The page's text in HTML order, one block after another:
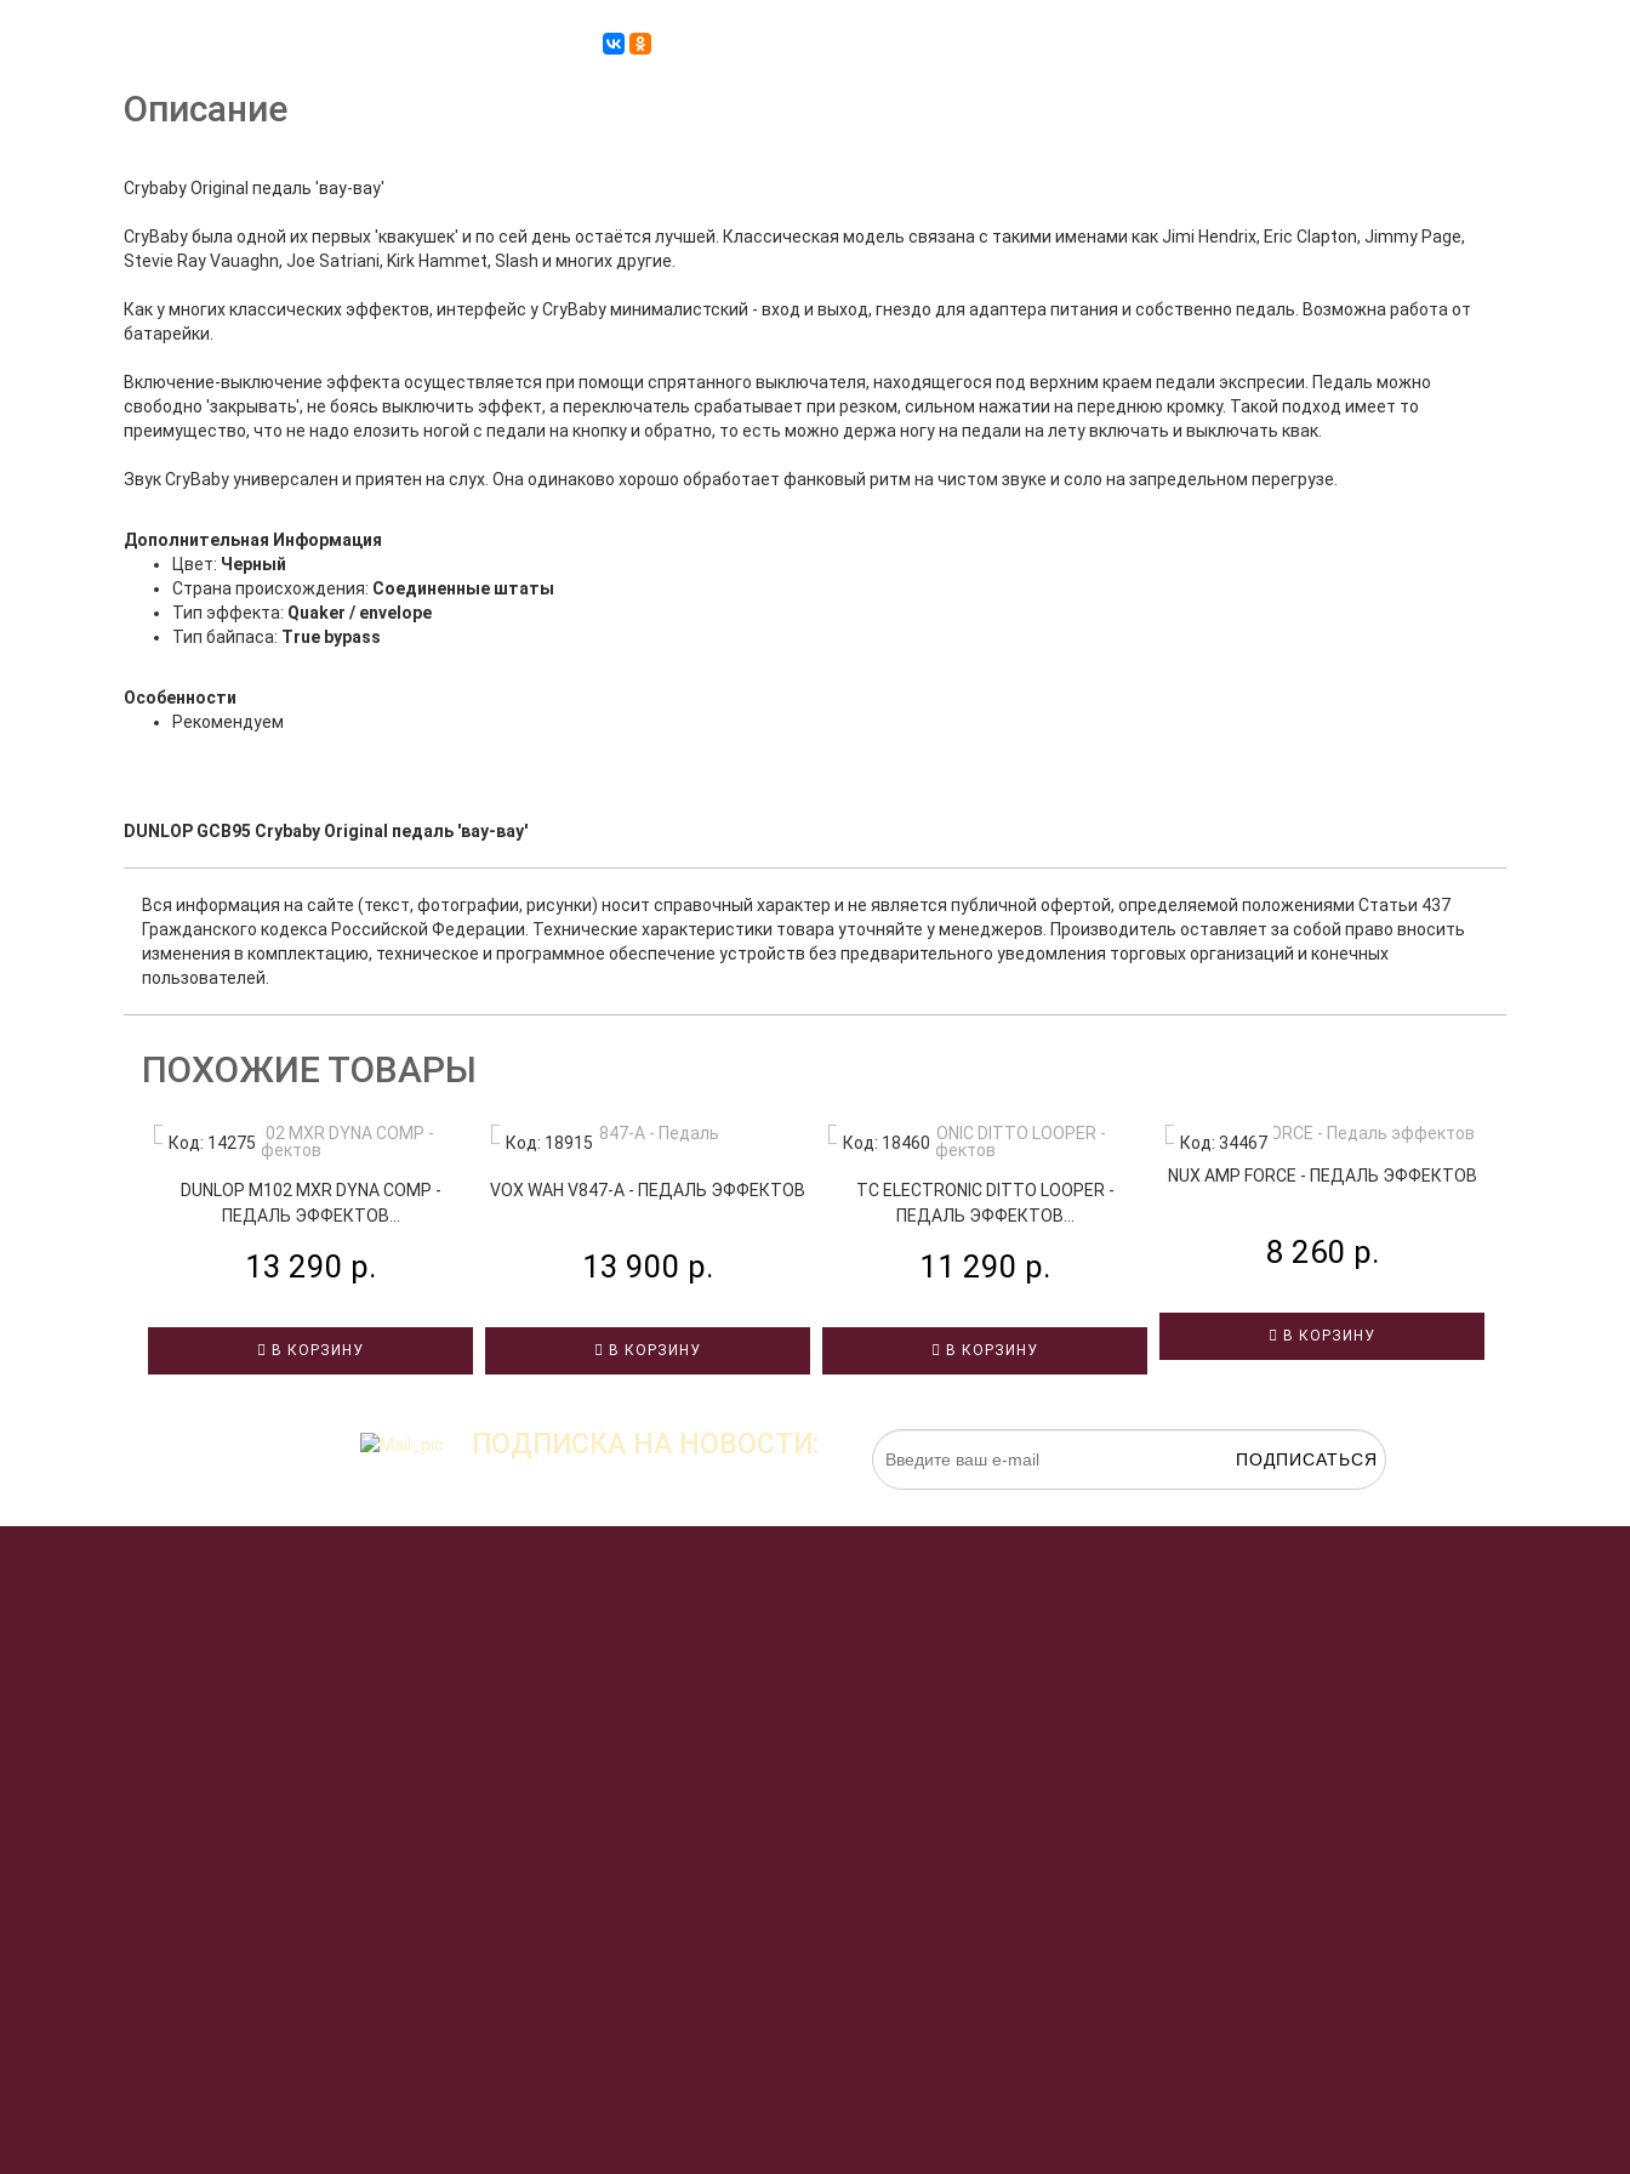
Описание
Crybaby Original педаль 'вау-вау'
CryBaby была одной их первых 'квакушек' и по сей день остаётся лучшей. Классическая модель связана с такими именами как Jimi Hendrix, Eric Clapton, Jimmy Page,
Stevie Ray Vauaghn, Joe Satriani, Kirk Hammet, Slash и многих другие.
Как у многих классических эффектов, интерфейс у CryBaby минималистский - вход и выход, гнездо для адаптера питания и собственно педаль. Возможна работа от
батарейки.
Включение-выключение эффекта осуществляется при помощи спрятанного выключателя, находящегося под верхним краем педали экспресии. Педаль можно
свободно 'закрывать', не боясь выключить эффект, а переключатель срабатывает при резком, сильном нажатии на переднюю кромку. Такой подход имеет то
преимущество, что не надо елозить ногой с педали на кнопку и обратно, то есть можно держа ногу на педали на лету включать и выключать квак.
Звук CryBaby универсален и приятен на слух. Она одинаково хорошо обработает фанковый ритм на чистом звуке и соло на запредельном перегрузе.
Дополнительная Информация
Цвет: Черный
Страна происхождения: Соединенные штаты
Тип эффекта: Quaker / envelope
Тип байпаса: True bypass
Особенности
Рекомендуем
DUNLOP GCB95 Crybaby Original педаль 'вау-вау'
Вся информация на сайте (текст, фотографии, рисунки) носит справочный характер и не является публичной офертой, определяемой положениями Статьи 437
Гражданского кодекса Российской Федерации. Технические характеристики товара уточняйте у менеджеров. Производитель оставляет за собой право вносить
изменения в комплектацию, техническое и программное обеспечение устройств без предварительного уведомления торговых организаций и конечных
пользователей.
ПОХОЖИЕ ТОВАРЫ
Код: 14275
DUNLOP M102 MXR DYNA COMP -
ПЕДАЛЬ ЭФФЕКТОВ...
13 290 р.
В КОРЗИНУ
Код: 18915
VOX WAH V847-A - ПЕДАЛЬ ЭФФЕКТОВ
13 900 р.
В КОРЗИНУ
Код: 18460
TC ELECTRONIC DITTO LOOPER -
ПЕДАЛЬ ЭФФЕКТОВ...
11 290 р.
В КОРЗИНУ
Код: 34467
NUX AMP FORCE - ПЕДАЛЬ ЭФФЕКТОВ
8 260 р.
В КОРЗИНУ
ПОДПИСКА НА НОВОСТИ: ПОДПИСАТЬСЯ